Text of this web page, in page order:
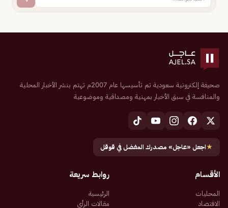
صحيفة إلكترونية سعودية تم تأسيسها عام 2007م تهتم بنشر الأخبار المحلية
والمنافسة في سبق الأخبار بمهنية ومصداقية وموضوعية
★اجعل «عاجل» مصدرك المفضل في قوقل
الأقسام
المحليات
الاقتصاد
روابط سريعة
الرئيسية
مقالات الرأي